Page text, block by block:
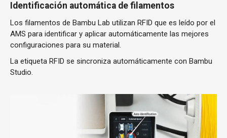
Identificación automática de filamentos
Los filamentos de Bambu Lab utilizan RFID que es leído por el
AMS para identificar y aplicar automáticamente las mejores
configuraciones para su material.
La etiqueta RFID se sincroniza automáticamente con Bambu
Studio.